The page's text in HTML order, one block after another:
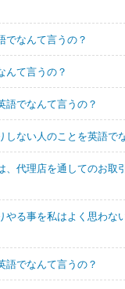
でなんて言うの？
んて言うの？
語でなんて言うの？
ない人のことを英語で
、代理店を通してのお取
やる事を私はよく思わな
語でなんて言うの？